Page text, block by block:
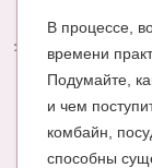
В процессе,
времени
Подумайте,
и чем
комбайн,
способны